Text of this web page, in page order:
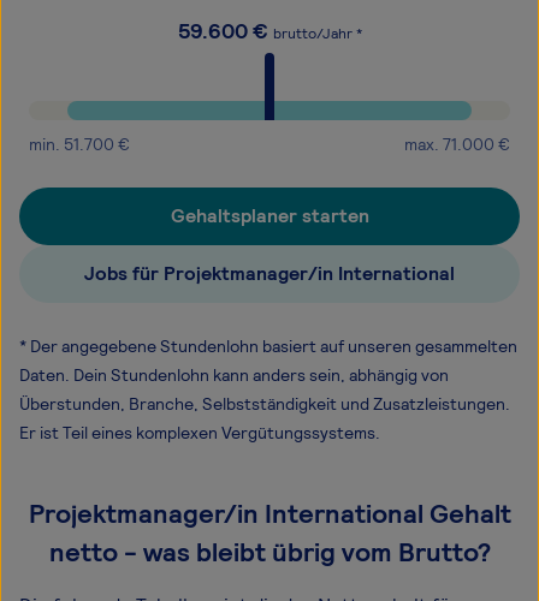
59.600€ brutto/Jahr *
min. 51.700 € max. 71.000 €
Gehaltsplaner starten
Jobs für Projektmanager/in International
* Der angegebene Stundenlohn basiert auf unseren gesammelten
Daten. Dein Stundenlohn kann anders sein, abhängig von
Überstunden, Branche, Selbstständigkeit und Zusatzleistungen.
Er ist Teil eines komplexen Vergütungssystems.
Projektmanager/in International Gehalt
netto - was bleibt übrig vom Brutto?